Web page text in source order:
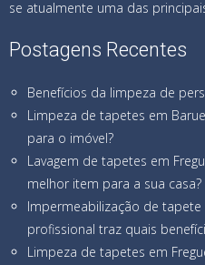
se atualmente uma das
Postagens Recentes
Benefícios da limpeza de
Limpeza de tapetes em
para o imóvel?
Lavagem de tapetes em
melhor item para a sua casa?
Impermeabilização de tapete
profissional traz quais
Limpeza de tapetes em